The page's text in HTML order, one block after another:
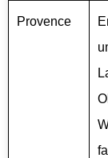
Provence